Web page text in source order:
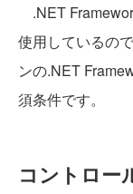
.NET
使用しているの
ンの.NET
須条件です。
コントロー